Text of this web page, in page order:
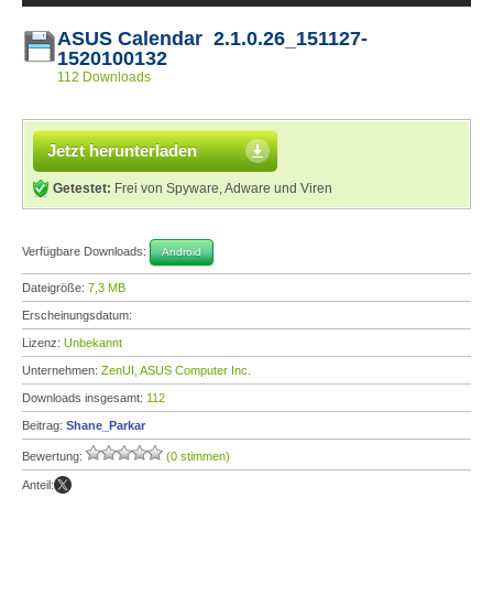
ASUS Calendar 2.1.0.26_151127-
1520100132
112 Downloads
Jetzt herunterladen
Getestet: Frei von Spyware, Adware und Viren
Verfügbare Downloads: Android
Dateigröße: 7,3 MB
Erscheinungsdatum:
Lizenz: Unbekannt
Unternehmen: ZenUI, ASUS Computer Inc.
Downloads insgesamt: 112
Beitrag: Shane_Parkar
Bewertung: (0 stimmen)
Anteil: